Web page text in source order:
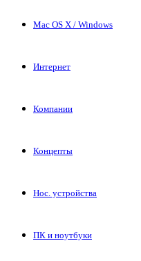
Mac OS X / Windows
Интернет
Компании
Концепты
Нос. устройства
ПК и ноутбуки